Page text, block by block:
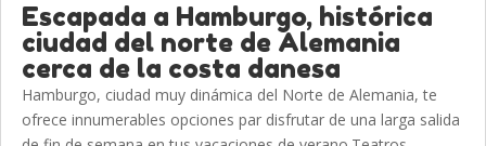
Escapada a Hamburgo, histórica
ciudad del norte de Alemania
cerca de la costa danesa
Hamburgo, ciudad muy dinámica del Norte de Alemania, te
ofrece innumerables opciones par disfrutar de una larga salida